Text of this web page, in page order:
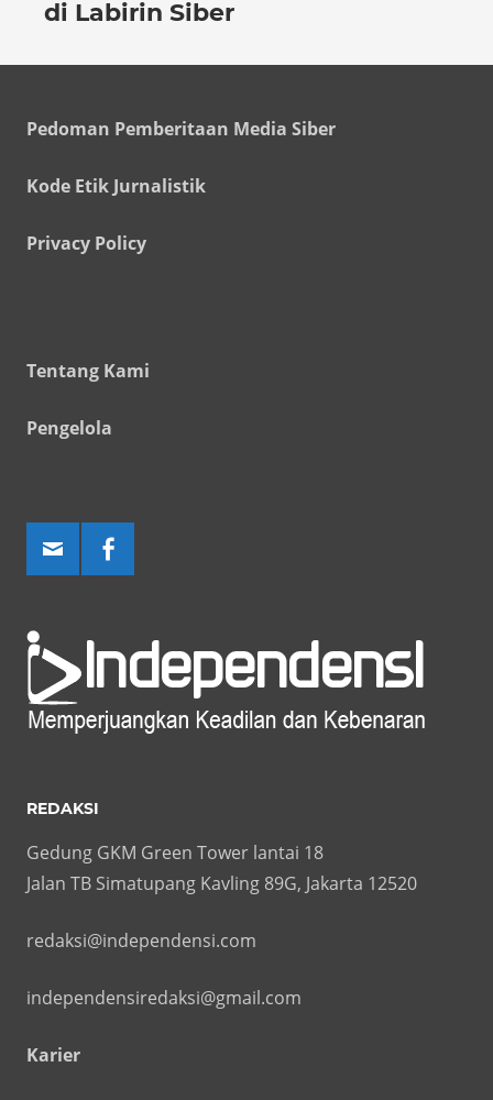
di Labirin Siber
Pedoman Pemberitaan Media Siber
Kode Etik Jurnalistik
Privacy Policy
Tentang Kami
Pengelola
REDAKSI
Gedung GKM Green Tower lantai 18
Jalan TB Simatupang Kavling 89G, Jakarta 12520
redaksi@independensi.com
independensiredaksi@gmail.com
Karier